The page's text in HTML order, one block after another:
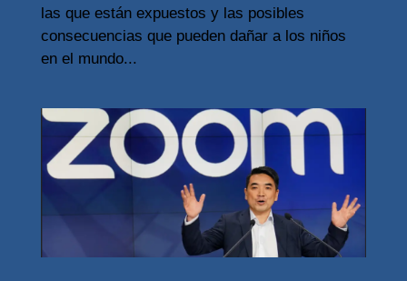
las que están expuestos y las posibles
consecuencias que pueden dañar a los niños
en el mundo...